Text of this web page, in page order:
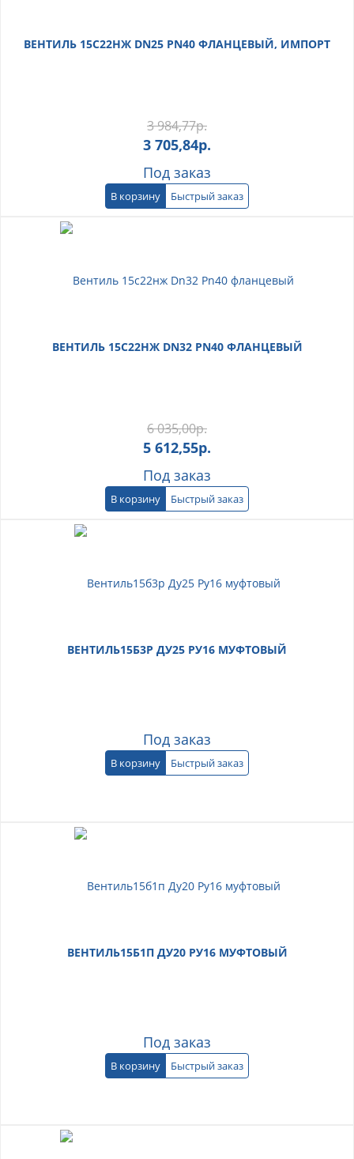
ВЕНТИЛЬ 15С22НЖ DN25 PN40 ФЛАНЦЕВЫЙ, ИМПОРТ
3 984,77р.
3 705,84р.
Под заказ
В корзину Быстрый заказ
ВЕНТИЛЬ 15С22НЖ DN32 PN40 ФЛАНЦЕВЫЙ
6 035,00р.
5 612,55р.
Под заказ
В корзину Быстрый заказ
ВЕНТИЛЬ15Б3Р ДУ25 РУ16 МУФТОВЫЙ
Под заказ
В корзину Быстрый заказ
ВЕНТИЛЬ15Б1П ДУ20 РУ16 МУФТОВЫЙ
Под заказ
В корзину Быстрый заказ